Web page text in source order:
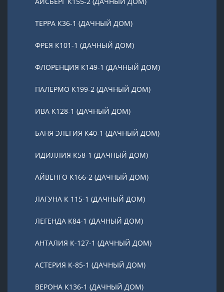
ТЕРРА К36-1 (ДАЧНЫЙ ДОМ)
ФРЕЯ К101-1 (ДАЧНЫЙ ДОМ)
ФЛОРЕНЦИЯ К149-1 (ДАЧНЫЙ ДОМ)
ПАЛЕРМО К199-2 (ДАЧНЫЙ ДОМ)
ИВА К128-1 (ДАЧНЫЙ ДОМ)
БАНЯ ЭЛЕГИЯ К40-1 (ДАЧНЫЙ ДОМ)
ИДИЛЛИЯ К58-1 (ДАЧНЫЙ ДОМ)
АЙВЕНГО К166-2 (ДАЧНЫЙ ДОМ)
ЛАГУНА К 115-1 (ДАЧНЫЙ ДОМ)
ЛЕГЕНДА К84-1 (ДАЧНЫЙ ДОМ)
АНТАЛИЯ К-127-1 (ДАЧНЫЙ ДОМ)
АСТЕРИЯ К-85-1 (ДАЧНЫЙ ДОМ)
ВЕРОНА К136-1 (ДАЧНЫЙ ДОМ)